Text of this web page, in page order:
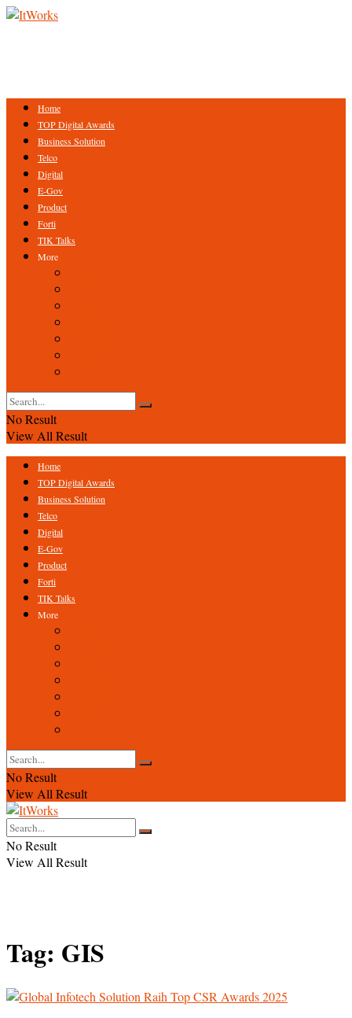
Home
TOP Digital Awards
Business Solution
Telco
Digital
E-Gov
Product
Forti
TIK Talks
More
No Result
View All Result
Home
TOP Digital Awards
Business Solution
Telco
Digital
E-Gov
Product
Forti
TIK Talks
More
No Result
View All Result
No Result
View All Result
Tag: GIS